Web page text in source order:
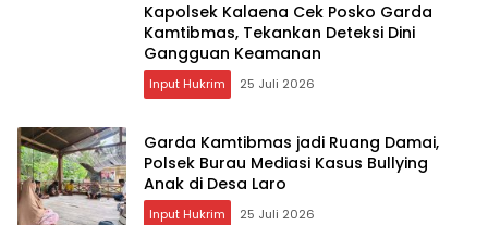
Kapolsek Kalaena Cek Posko Garda
Kamtibmas, Tekankan Deteksi Dini
Gangguan Keamanan
Input Hukrim 25 Juli 2026
Garda Kamtibmas jadi Ruang Damai,
Polsek Burau Mediasi Kasus Bullying
Anak di Desa Laro
Input Hukrim 25 Juli 2026